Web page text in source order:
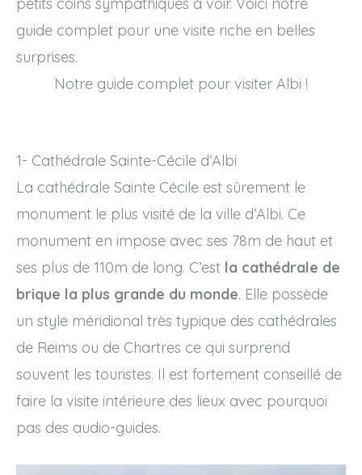
guide complet pour une visite riche en belles
surprises.
Notre guide complet pour visiter Albi !
1- Cathédrale Sainte-Cécile d’Albi
La cathédrale Sainte Cécile est sûrement le
monument le plus visité de la ville d’Albi. Ce
monument en impose avec ses 78m de haut et
ses plus de 110m de long. C’est la cathédrale de
brique la plus grande du monde. Elle possède
un style méridional très typique des cathédrales
de Reims ou de Chartres ce qui surprend
souvent les touristes. Il est fortement conseillé de
faire la visite intérieure des lieux avec pourquoi
pas des audio-guides.